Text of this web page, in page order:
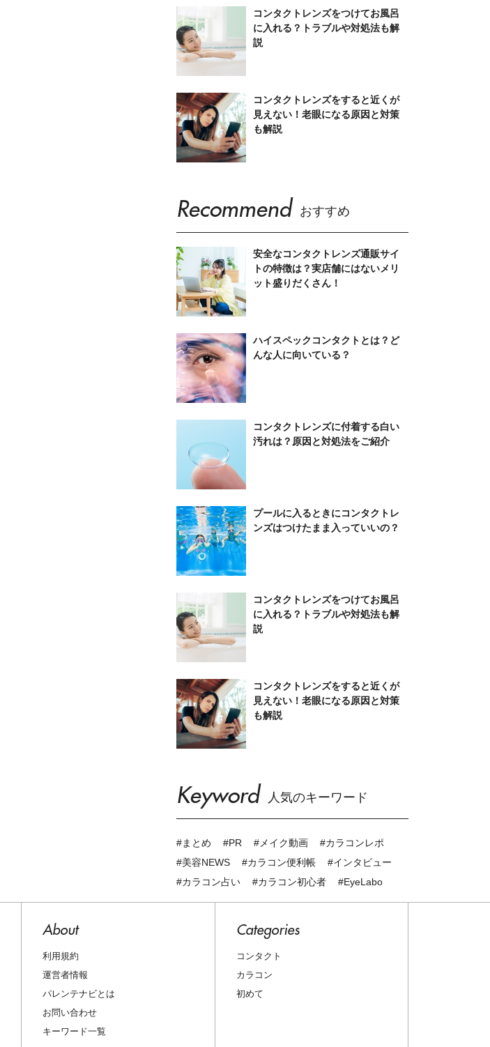
コンタクトレンズをつけてお風呂
に入れる？トラブルや対処法も解
説
コンタクトレンズをすると近くが
見えない！老眼になる原因と対策
も解説
Recommend おすすめ
安全なコンタクトレンズ通販サイ
トの特徴は？実店舗にはないメリ
ット盛りだくさん！
ハイスペックコンタクトとは？ど
んな人に向いている？
コンタクトレンズに付着する白い
汚れは？原因と対処法をご紹介
プールに入るときにコンタクトレ
ンズはつけたまま入っていいの？
コンタクトレンズをつけてお風呂
に入れる？トラブルや対処法も解
説
コンタクトレンズをすると近くが
見えない！老眼になる原因と対策
も解説
Keyword 人気のキーワード
#まとめ #PR #メイク動画
#カラコンレポ
#美容NEWS
#カラコン便利帳
#インタビュー
#カラコン占い
#カラコン初心者 #EyeLabo
About
利用規約
運営者情報
パレンテナビとは
お問い合わせ
キーワード一覧
Categories
コンタクト
カラコン
初めて